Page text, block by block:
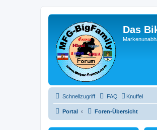
Das
Schnellzugriff FAQ Knuffel
Portal Foren-Übersicht